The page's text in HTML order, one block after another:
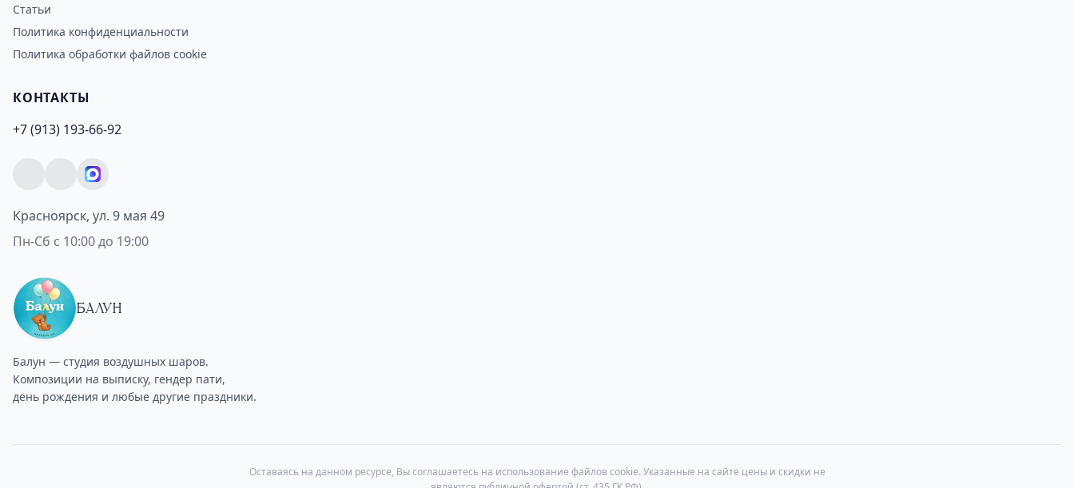
Статьи
Политика конфиденциальности
Политика обработки файлов cookie
КОНТАКТЫ
+7 (913) 193-66-92
Красноярск, ул. 9 мая 49
Пн-Сб с 10:00 до 19:00
БАЛУН
Балун — студия воздушных шаров.
Композиции на выписку, гендер пати,
день рождения и любые другие праздники.
Оставаясь на данном ресурсе, Вы соглашаетесь на использование файлов cookie. Указанные на сайте цены и скидки не